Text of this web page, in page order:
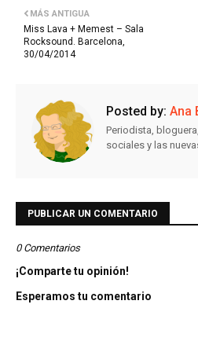
MÁS ANTIGUA
Miss Lava + Memest – Sala
Rocksound. Barcelona,
30/04/2014
Posted by: Ana
Periodista,
sociales y las
PUBLICAR UN COMENTARIO
0 Comentarios
¡Comparte tu opinión!
Esperamos tu comentario